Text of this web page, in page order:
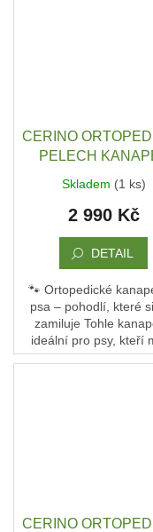
CERINO
PELECH
ZÁTĚŽOVÁ LÁTKA
x 90 x 10 - ČERNÁ
HNĚDÝM
Skladem (1 ks)
2 990 Kč
DETAIL
🐾 Ortopedické
psa – pohodlí, které
zamiluje Tohle
ideální pro psy, kteří
pohodlí a oporu. Není
CERINO